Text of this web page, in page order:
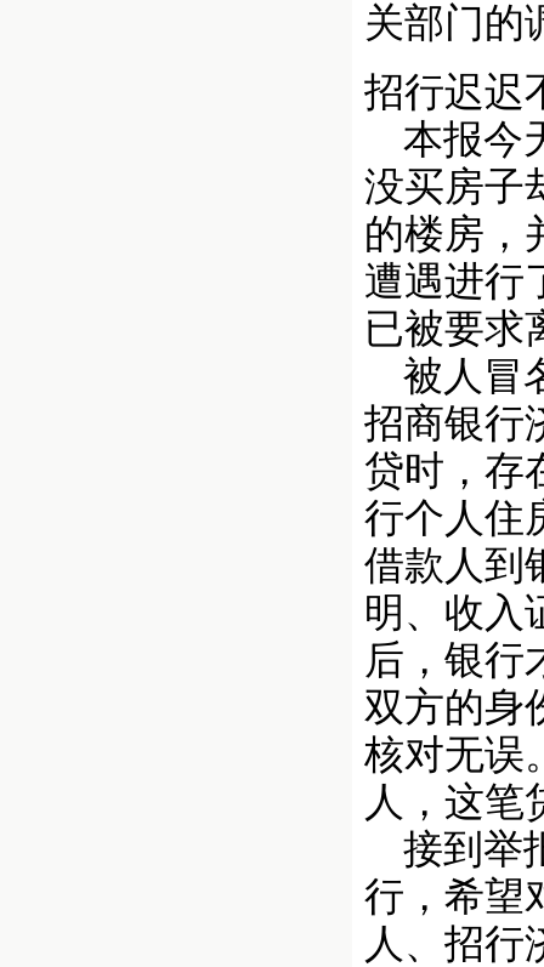
关部门的
招行迟迟
本报今
没买房子
的楼房，
遭遇进行
已被要求
被人冒
招商银行
贷时，存
行个人住
借款人到
明、收入
后，银行
双方的身
核对无误
人，这笔
接到举
行，希望
人、招行